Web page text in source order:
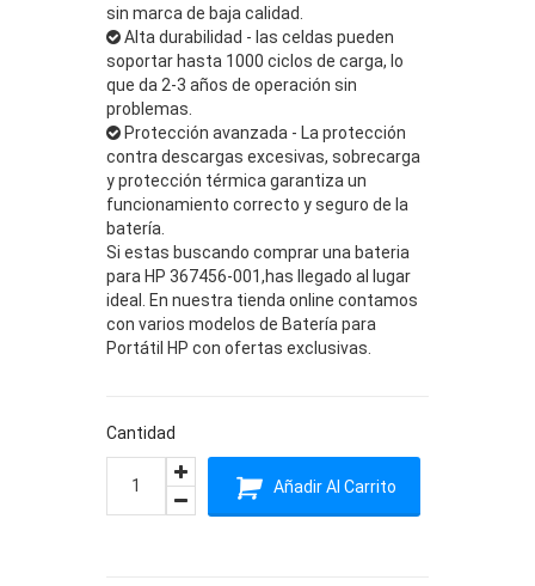
sin marca de baja calidad.
Alta durabilidad - las celdas pueden
soportar hasta 1000 ciclos de carga, lo
que da 2-3 años de operación sin
problemas.
Protección avanzada - La protección
contra descargas excesivas, sobrecarga
y protección térmica garantiza un
funcionamiento correcto y seguro de la
batería.
Si estas buscando comprar una bateria
para HP 367456-001,has llegado al lugar
ideal. En nuestra tienda online contamos
con varios modelos de Batería para
Portátil HP con ofertas exclusivas.
Cantidad
Añadir Al Carrito